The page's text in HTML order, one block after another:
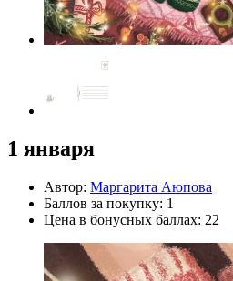
1 января
Автор: Маргарита Аюпова
Баллов за покупку: 1
Цена в бонусных баллах: 22